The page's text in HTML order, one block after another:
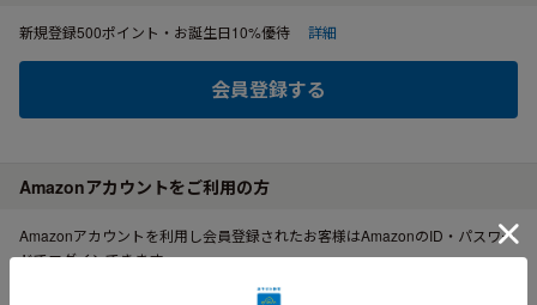
新規登録500ポイント・お誕生日10%優待 詳細
会員登録する
Amazonアカウントをご利用の方
Amazonアカウントを利用し会員登録されたお客様はAmazonのID・パスワー
ドでログインできます。